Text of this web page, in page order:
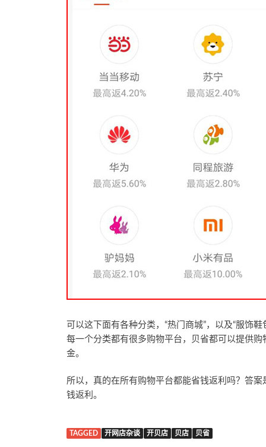
可以这下面有各种分类，“热门商城”，以及“服饰鞋
每一个分类都有很多购物平台，贝省都可以提供
金。
所以，真的在所有购物平台都能省钱返利吗？答
钱返利。
TAGGED 开网店杂谈 开贝店 贝店 贝省